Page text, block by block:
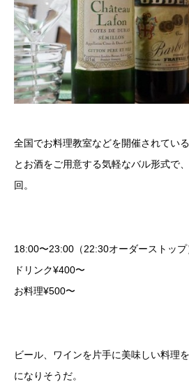
全国でお料理教室などを開催されてい
とお酒をご用意する気軽なバル形式で
回。
18:00〜23:00（22:30オーダーストップ
ドリンク¥400〜
お料理¥500〜
ビール、ワインを片手に美味しい料理
になりそうだ。